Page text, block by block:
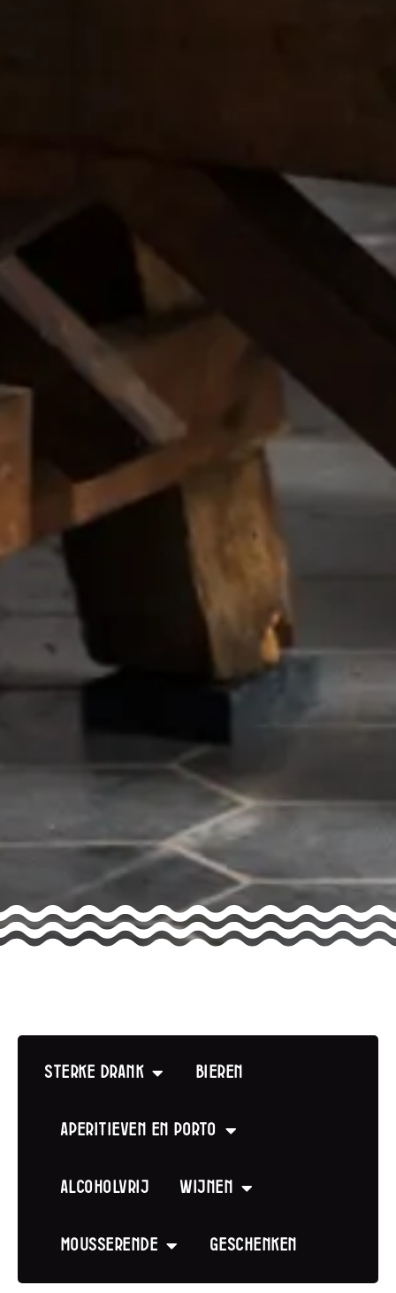
Sterke drank Bieren
Aperitieven en Porto
Alcoholvrij Wijnen
Mousserende Geschenken